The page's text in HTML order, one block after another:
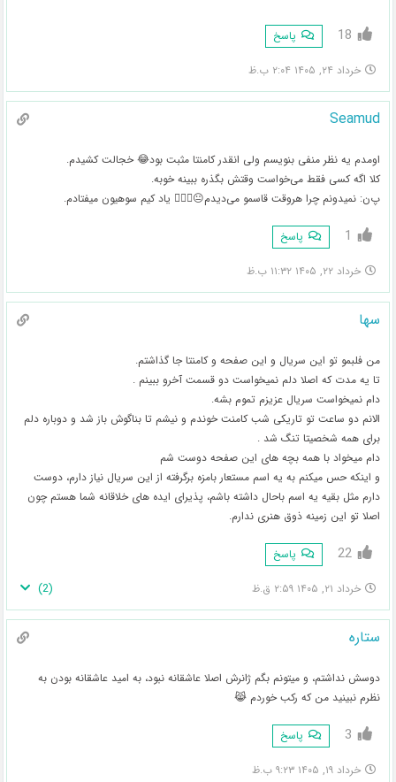
18 پاسخ
خرداد ۲۴, ۱۴۰۵ ۲:۰۴ ب.ظ
Seamud
اومدم یه نظر منفی بنویسم ولی انقدر کامنتا مثبت بود😂 خجالت کشیدم.
کلا اگه کسی فقط می‌خواست وقتش بگذره ببینه خوبه.
پ‌ن: نمیدونم چرا هروقت قاسمو می‌دیدم😐🤦🏻‍♀️ یاد کیم سوهیون میفتادم.
1 پاسخ
خرداد ۲۲, ۱۴۰۵ ۱۱:۳۲ ب.ظ
سها
من فلبمو تو این سریال و این صفحه و کامنتا جا گذاشتم.
تا یه مدت که اصلا دلم نمیخواست دو قسمت آخرو ببینم .
دام نمیخواست سریال عزیزم تموم بشه.
الانم دو ساعت تو تاریکی شب کامنت خوندم و نیشم تا بناگوش باز شد و دوباره دلم
برای همه شخصیتا تنگ شد .
دام میخواد با همه بچه های این صفحه دوست شم
و اینکه حس میکنم به یه اسم مستعار بامزه برگرفته از این سریال نیاز دارم، دوست
دارم مثل بقیه یه اسم باحال داشته باشم، پذیرای ایده های خلاقانه شما هستم چون
اصلا تو این زمینه ذوق هنری ندارم.
22 پاسخ
خرداد ۲۱, ۱۴۰۵ ۲:۵۹ ق.ظ (
2
)
ستاره
دوسش نداشتم، و میتونم بگم ژانرش اصلا عاشقانه نبود، به امید عاشقانه بودن به
نظرم نبینید من که رکب خوردم 😹
3 پاسخ
خرداد ۱۹, ۱۴۰۵ ۹:۲۳ ب.ظ